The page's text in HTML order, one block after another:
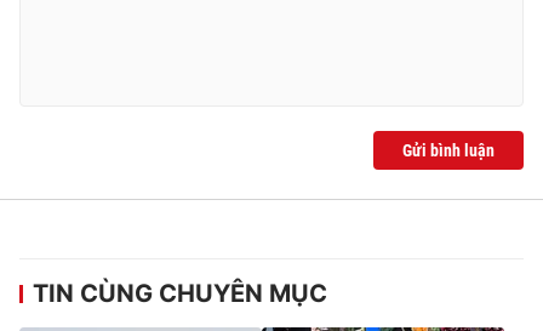
Gửi bình luận
TIN CÙNG CHUYÊN MỤC